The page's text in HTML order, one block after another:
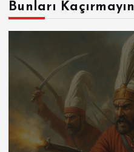
Bunları Kaçırmayın